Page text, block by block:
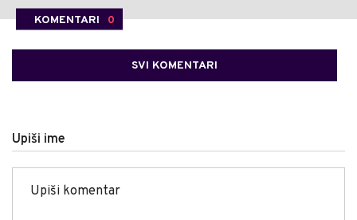
KOMENTARI 0
SVI KOMENTARI
Upiši ime